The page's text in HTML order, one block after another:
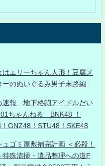
エリーちゃん人形！豆腐メ
のぬいぐるみ男子末路編
速報 地下格闘アイドルだい
ちゃんねる BNK48 ！
GNZ48！STU48！SKE48
ゴミ屋敷補完計画 ＜必殺！
殊清掃・遺品整理への道F